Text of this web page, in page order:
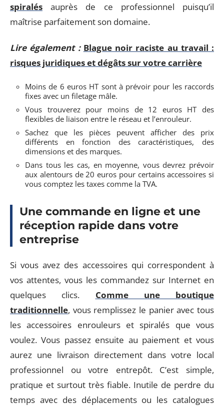
spiralés auprès de ce professionnel puisqu’il
maîtrise parfaitement son domaine.
Lire également : Blague noir raciste au travail :
risques juridiques et dégâts sur votre carrière
Moins de 6 euros HT sont à prévoir pour les raccords
fixes avec un filetage mâle.
Vous trouverez pour moins de 12 euros HT des
flexibles de liaison entre le réseau et l’enrouleur.
Sachez que les pièces peuvent afficher des prix
différents en fonction des caractéristiques, des
dimensions et des marques.
Dans tous les cas, en moyenne, vous devrez prévoir
aux alentours de 20 euros pour certains accessoires si
vous comptez les taxes comme la TVA.
Une commande en ligne et une
réception rapide dans votre
entreprise
Si vous avez des accessoires qui correspondent à
vos attentes, vous les commandez sur Internet en
quelques clics. Comme une boutique
traditionnelle, vous remplissez le panier avec tous
les accessoires enrouleurs et spiralés que vous
voulez. Vous passez ensuite au paiement et vous
aurez une livraison directement dans votre local
professionnel ou votre entrepôt. C’est simple,
pratique et surtout très fiable. Inutile de perdre du
temps avec des déplacements ou les catalogues